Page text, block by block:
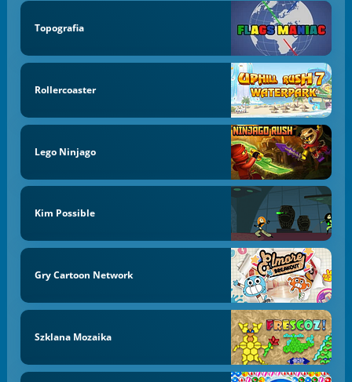
Topografia
Rollercoaster
Lego Ninjago
Kim Possible
Gry Cartoon Network
Szklana Mozaika